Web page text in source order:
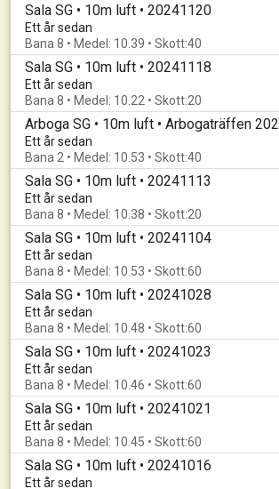
Sala SG • 10m luft • 20241120
Ett år sedan
Bana 8 • Medel: 10.39 • Skott:40
Sala SG • 10m luft • 20241118
Ett år sedan
Bana 8 • Medel: 10.22 • Skott:20
Arboga SG • 10m luft • Arbogaträffen
Ett år sedan
Bana 2 • Medel: 10.53 • Skott:40
Sala SG • 10m luft • 20241113
Ett år sedan
Bana 8 • Medel: 10.38 • Skott:20
Sala SG • 10m luft • 20241104
Ett år sedan
Bana 8 • Medel: 10.53 • Skott:60
Sala SG • 10m luft • 20241028
Ett år sedan
Bana 8 • Medel: 10.48 • Skott:60
Sala SG • 10m luft • 20241023
Ett år sedan
Bana 8 • Medel: 10.46 • Skott:60
Sala SG • 10m luft • 20241021
Ett år sedan
Bana 8 • Medel: 10.45 • Skott:60
Sala SG • 10m luft • 20241016
Ett år sedan